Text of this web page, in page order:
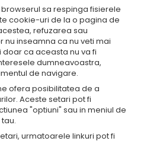
sa respinga fisierele
cookie-uri de la o pagina de
refuzarea sau
inseamna ca nu veti mai
ca aceasta nu va fi
dumneavoastra,
de navigare.
ofera posibilitatea de a
Aceste setari pot fi
"optiuni" sau in meniul de
urmatoarele linkuri pot fi